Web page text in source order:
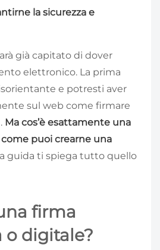
la sicurezza e
già capitato di dover
elettronico. La prima
e potresti aver
sul web come firmare
Ma cos’è esattamente una
puoi crearne una
guida ti spiega tutto quello
firma
digitale?